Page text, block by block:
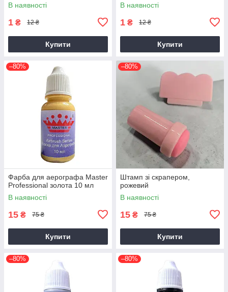
В наявності
1 ₴ 12 ₴
Купити
В наявності
1 ₴ 12 ₴
Купити
–80%
Фарба для аерографа Master
Professional золота 10 мл
В наявності
15 ₴ 75 ₴
Купити
–80%
Штамп зі скрапером,
рожевий
В наявності
15 ₴ 75 ₴
Купити
–80% –80%